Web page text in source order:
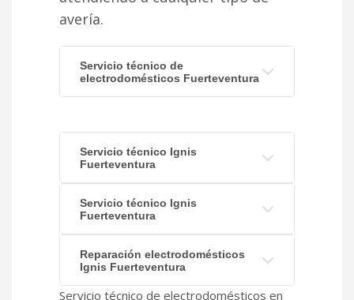
avería.
Servicio técnico de
electrodomésticos Fuerteventura
Servicio técnico Ignis
Fuerteventura
Servicio técnico Ignis
Fuerteventura
Reparación electrodomésticos
Ignis Fuerteventura
Servicio técnico de electrodomésticos en